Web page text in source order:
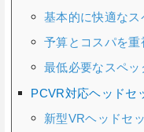
基本的に快適なス
予算とコスパを重
最低必要なスペッ
PCVR対応ヘッドセ
新型VRヘッドセ